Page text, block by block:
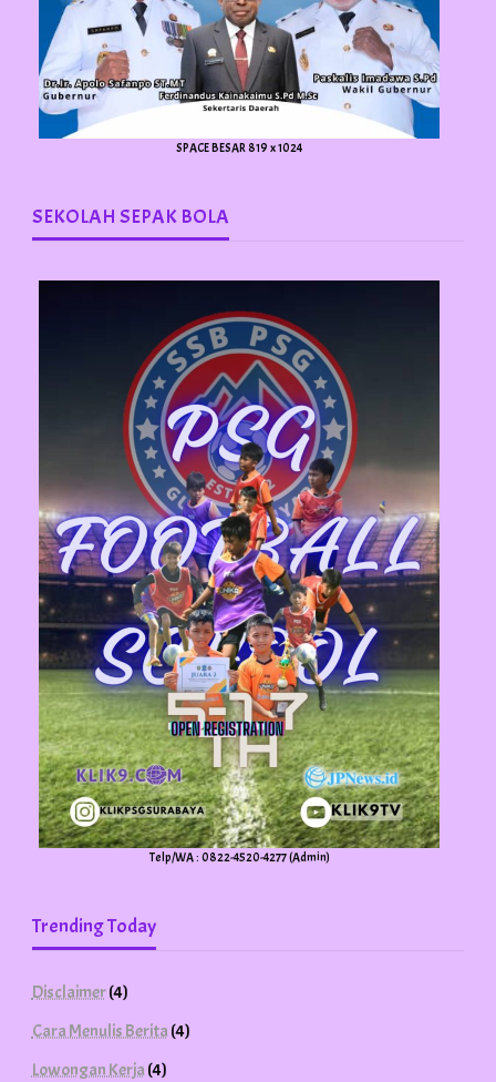
SPACE BESAR 819 x 1024
SEKOLAH SEPAK BOLA
Telp/WA : 0822-4520-4277 (Admin)
Trending Today
Disclaimer(4)
Cara Menulis Berita(4)
Lowongan Kerja(4)